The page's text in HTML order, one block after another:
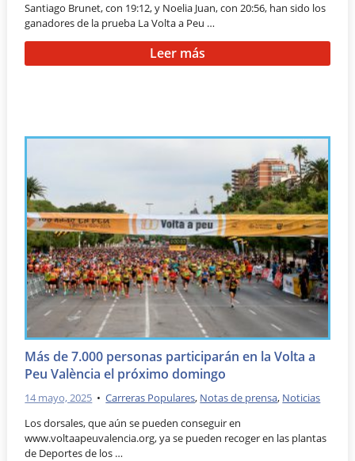
Santiago Brunet, con 19:12, y Noelia Juan, con 20:56, han sido los
ganadores de la prueba La Volta a Peu …
Leer más
Más de 7.000 personas participarán en la Volta a
Peu València el próximo domingo
14 mayo, 2025 •Carreras Populares, Notas de prensa, Noticias
Los dorsales, que aún se pueden conseguir en
www.voltaapeuvalencia.org, ya se pueden recoger en las plantas
de Deportes de los …